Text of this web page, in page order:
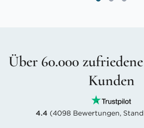
Über 60.000
Kunden
4.4 (4098 Bewertungen,